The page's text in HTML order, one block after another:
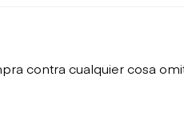
contra cualquier cosa